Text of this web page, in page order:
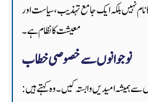
نہیں بلکہ ایک جامع تہذیب، سیاست اور
معیشت کا نظام ہے۔
نوجوانوں سے خصوصی خطاب
ہمیشہ امیدیں وابستہ کیں۔ وہ کہتے ہیں: